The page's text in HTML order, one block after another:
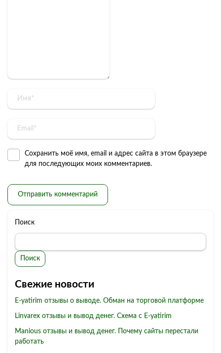
Сохранить моё имя, email и адрес сайта в этом браузере
для последующих моих комментариев.
Поиск
Поиск
Свежие новости
E-yatirim отзывы о выводе. Обман на торговой платформе
Linvarex отзывы и вывод денег. Схема с E-yatirim
Manious отзывы и вывод денег. Почему сайты перестали
работать